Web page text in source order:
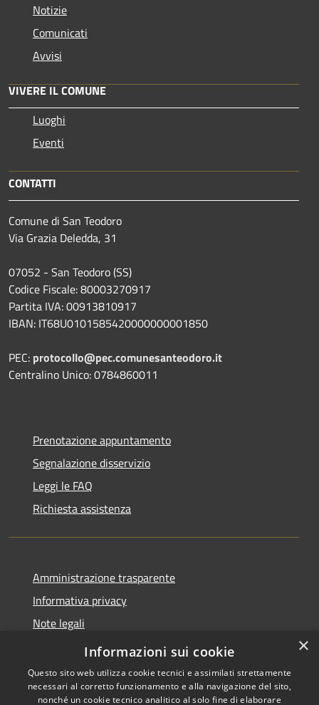
Notizie
Comunicati
Avvisi
VIVERE IL COMUNE
Luoghi
Eventi
CONTATTI
Comune di San Teodoro
Via Grazia Deledda, 31
07052 - San Teodoro (SS)
Codice Fiscale: 80003270917
Partita IVA: 00913810917
IBAN: IT68U0101585420000000001850
PEC: protocollo@pec.comunesanteodoro.it
Centralino Unico: 0784860011
Prenotazione appuntamento
Segnalazione disservizio
Leggi le FAQ
Richiesta assistenza
Amministrazione trasparente
Informativa privacy
Note legali
Dichiarazione di accessibilità
×
Informazioni sui cookie
Questo sito web utilizza cookie tecnici e assimilati strettamente
necessari al corretto funzionamento e alla navigazione del sito,
nonché un cookie tecnico analitico al solo fine di elaborare